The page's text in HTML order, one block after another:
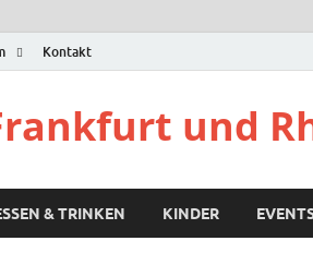
Kontakt
und
& TRINKEN KINDER